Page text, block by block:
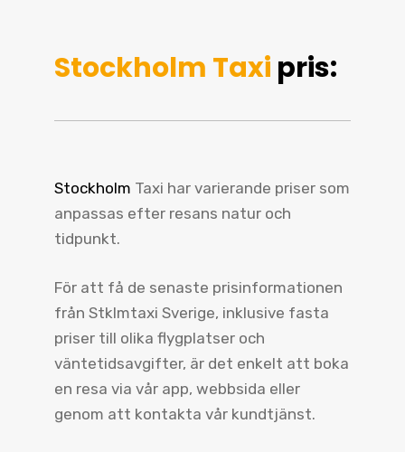
Stockholm Taxi pris:
Stockholm Taxi har varierande priser som
anpassas efter resans natur och
tidpunkt.
För att få de senaste prisinformationen
från Stklmtaxi Sverige, inklusive fasta
priser till olika flygplatser och
väntetidsavgifter, är det enkelt att boka
en resa via vår app, webbsida eller
genom att kontakta vår kundtjänst.